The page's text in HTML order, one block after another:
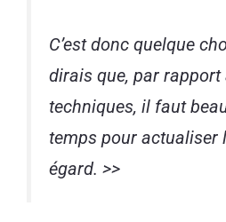
C’est donc quelque
dirais que, par
techniques, il faut
temps pour actualiser
égard. >>